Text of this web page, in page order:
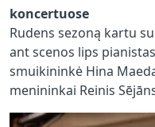
koncertuose
Rudens sezoną kartu
ant scenos lips
smuikininkė Hina
menininkai Reinis